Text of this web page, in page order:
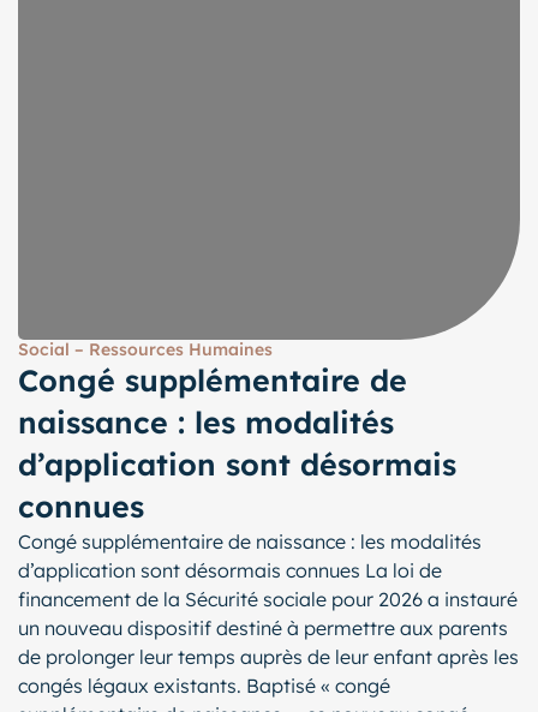
Social – Ressources Humaines
Congé supplémentaire de
naissance : les modalités
d’application sont désormais
connues
Congé supplémentaire de naissance : les modalités
d’application sont désormais connues La loi de
financement de la Sécurité sociale pour 2026 a instauré
un nouveau dispositif destiné à permettre aux parents
de prolonger leur temps auprès de leur enfant après les
congés légaux existants. Baptisé « congé